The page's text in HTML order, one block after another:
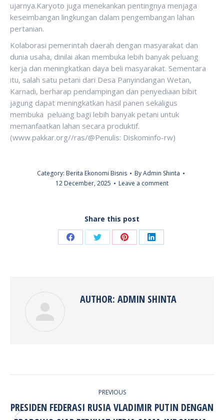
ujarnya.‎Karyoto juga menekankan pentingnya menjaga
keseimbangan lingkungan dalam pengembangan lahan
pertanian.
Kolaborasi pemerintah daerah dengan masyarakat dan
dunia usaha, dinilai akan membuka lebih banyak peluang
kerja dan meningkatkan daya beli masyarakat. ‎Sementara
itu, salah satu petani dari Desa Panyindangan Wetan,
Karnadi, berharap pendampingan dan penyediaan bibit
jagung dapat meningkatkan hasil panen sekaligus
membuka peluang bagi lebih banyak petani untuk
memanfaatkan lahan secara produktif.
(www.pakkar.org//ras/@Penulis: Diskominfo-rw)
Category: Berita Ekonomi Bisnis ByAdmin Shinta
12 December, 2025
Leave a comment
Share this post
Share Share Share Share
AUTHOR: ADMIN SHINTA
PREVIOUS
PRESIDEN FEDERASI RUSIA VLADIMIR PUTIN DENGAN